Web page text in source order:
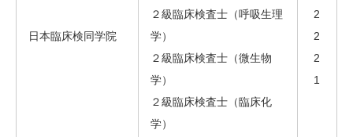
日本臨床検同学院
２級臨床検査士（呼吸生理
学）
２級臨床検査士（微生物
学）
２級臨床検査士（臨床化
学）
2
2
2
1